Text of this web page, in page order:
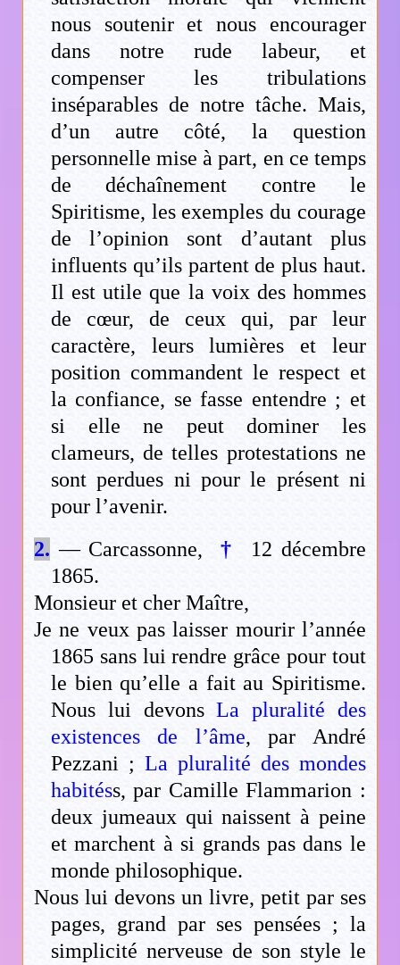
nous soutenir et nous encourager
dans notre rude labeur, et
compenser les tribulations
inséparables de notre tâche. Mais,
d’un autre côté, la question
personnelle mise à part, en ce temps
de déchaînement contre le
Spiritisme, les exemples du courage
de l’opinion sont d’autant plus
influents qu’ils partent de plus haut.
Il est utile que la voix des hommes
de cœur, de ceux qui, par leur
caractère, leurs lumières et leur
position commandent le respect et
la confiance, se fasse entendre ; et
si elle ne peut dominer les
clameurs, de telles protestations ne
sont perdues ni pour le présent ni
pour l’avenir.
2. — Carcassonne, †
12 décembre
1865.
Monsieur et cher Maître,
Je ne veux pas laisser mourir l’année
1865 sans lui rendre grâce pour tout
le bien qu’elle a fait au Spiritisme.
Nous lui devonsLa pluralité des
existences de l’âme, par André
Pezzani ; La pluralité des mondes
habitéss, par Camille Flammarion :
deux jumeaux qui naissent à peine
et marchent à si grands pas dans le
monde philosophique.
Nous lui devons un livre, petit par ses
pages, grand par ses pensées ; la
simplicité nerveuse de son style le